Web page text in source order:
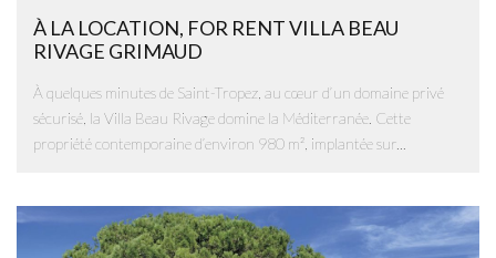
À LA LOCATION, FOR RENT VILLA BEAU
RIVAGE GRIMAUD
À quelques minutes de Saint-Tropez, au cœur d’un domaine privé
sécurisé, la Villa Beau Rivage domine la Méditerranée. Cette
propriété contemporaine d’environ 980 m², implantée sur...